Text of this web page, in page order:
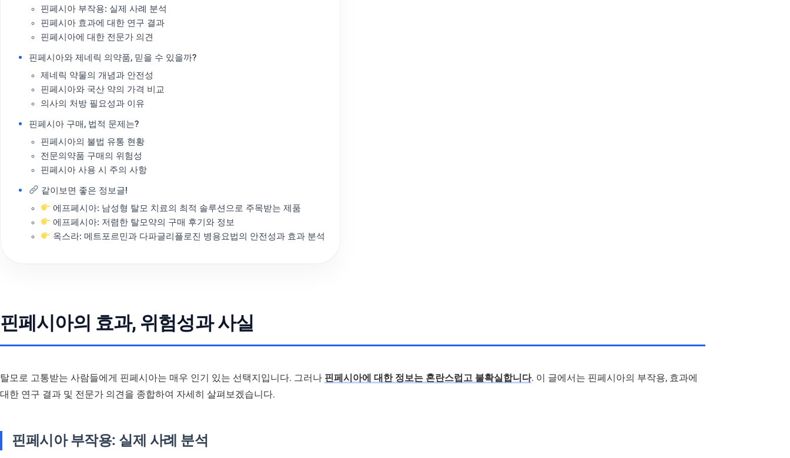
핀페시아 부작용: 실제 사례 분석
핀페시아 효과에 대한 연구 결과
핀페시아에 대한 전문가 의견
핀페시아와 제네릭 의약품, 믿을 수 있을까?
제네릭 약물의 개념과 안전성
핀페시아와 국산 약의 가격 비교
의사의 처방 필요성과 이유
핀페시아 구매, 법적 문제는?
핀페시아의 불법 유통 현황
전문의약품 구매의 위험성
핀페시아 사용 시 주의 사항
같이보면 좋은 정보글!
에프페시아: 남성형 탈모 치료의 최적 솔루션으로 주목받는 제품
에프페시아: 저렴한 탈모약의 구매 후기와 정보
옥스라: 메트포르민과 다파글리플로진 병용요법의 안전성과 효과 분석
핀페시아의 효과, 위험성과 사실
탈모로 고통받는 사람들에게 핀페시아는 매우 인기 있는 선택지입니다. 그러나 핀페시아에 대한 정보는 혼란스럽고 불확실합니다. 이 글에서는 핀페시아의 부작용, 효과에
대한 연구 결과 및 전문가 의견을 종합하여 자세히 살펴보겠습니다.
핀페시아 부작용: 실제 사례 분석